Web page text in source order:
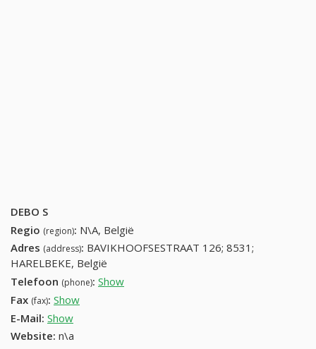
DEBO S
Regio (region): N\A, België
Adres (address): BAVIKHOOFSESTRAAT 126; 8531;
HARELBEKE, België
Telefoon (phone): Show
Fax (fax): Show
E-Mail: Show
Website: n\a